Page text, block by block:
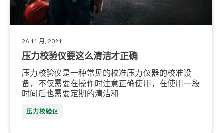
26 11 月, 2021
压力校验仪要这么清洁才正确
压力校验仪是一种常见的校准压力仪器的校准设
备，不仅需要在操作时注意正确使用，在使用一段
时间后也需要定期的清洁和
压力校验仪